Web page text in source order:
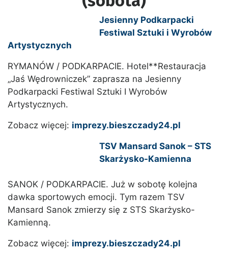
Jesienny Podkarpacki
Festiwal Sztuki i Wyrobów
Artystycznych
RYMANÓW / PODKARPACIE. Hotel**Restauracja
„Jaś Wędrowniczek” zaprasza na Jesienny
Podkarpacki Festiwal Sztuki I Wyrobów
Artystycznych.
Zobacz więcej: imprezy.bieszczady24.pl
TSV Mansard Sanok – STS
Skarżysko-Kamienna
SANOK / PODKARPACIE. Już w sobotę kolejna
dawka sportowych emocji. Tym razem TSV
Mansard Sanok zmierzy się z STS Skarżysko-
Kamienną.
Zobacz więcej: imprezy.bieszczady24.pl